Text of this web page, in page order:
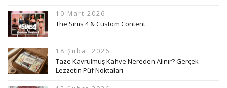
10 Mart 2026
The Sims 4 & Custom Content
18 Şubat 2026
Taze Kavrulmuş Kahve Nereden Alınır? Gerçek
Lezzetin Püf Noktaları